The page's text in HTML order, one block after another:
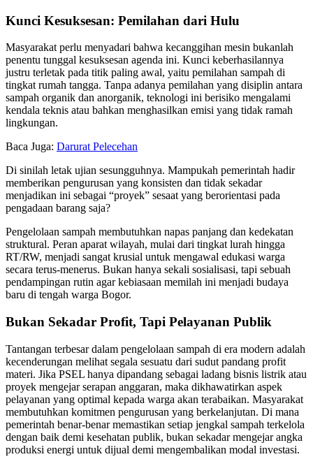
Kunci Kesuksesan: Pemilahan dari Hulu
Masyarakat perlu menyadari bahwa kecanggihan mesin bukanlah
penentu tunggal kesuksesan agenda ini. Kunci keberhasilannya
justru terletak pada titik paling awal, yaitu pemilahan sampah di
tingkat rumah tangga. Tanpa adanya pemilahan yang disiplin antara
sampah organik dan anorganik, teknologi ini berisiko mengalami
kendala teknis atau bahkan menghasilkan emisi yang tidak ramah
lingkungan.
Baca Juga: Darurat Pelecehan
Di sinilah letak ujian sesungguhnya. Mampukah pemerintah hadir
memberikan pengurusan yang konsisten dan tidak sekadar
menjadikan ini sebagai “proyek” sesaat yang berorientasi pada
pengadaan barang saja?
Pengelolaan sampah membutuhkan napas panjang dan kedekatan
struktural. Peran aparat wilayah, mulai dari tingkat lurah hingga
RT/RW, menjadi sangat krusial untuk mengawal edukasi warga
secara terus-menerus. Bukan hanya sekali sosialisasi, tapi sebuah
pendampingan rutin agar kebiasaan memilah ini menjadi budaya
baru di tengah warga Bogor.
Bukan Sekadar Profit, Tapi Pelayanan Publik
Tantangan terbesar dalam pengelolaan sampah di era modern adalah
kecenderungan melihat segala sesuatu dari sudut pandang profit
materi. Jika PSEL hanya dipandang sebagai ladang bisnis listrik atau
proyek mengejar serapan anggaran, maka dikhawatirkan aspek
pelayanan yang optimal kepada warga akan terabaikan. Masyarakat
membutuhkan komitmen pengurusan yang berkelanjutan. Di mana
pemerintah benar-benar memastikan setiap jengkal sampah terkelola
dengan baik demi kesehatan publik, bukan sekadar mengejar angka
produksi energi untuk dijual demi mengembalikan modal investasi.